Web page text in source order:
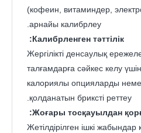
(кофеин, витаминдер,
арнайы калибрлеу.
Калибрленген тәттілік:
Жергілікті денсаулық
талғамдарға сәйкес келу
калориялы опцияларды
қолданатын бриксті реттеу.
Жоғары тосқауылдан
Жетілдірілген ішкі жабындар